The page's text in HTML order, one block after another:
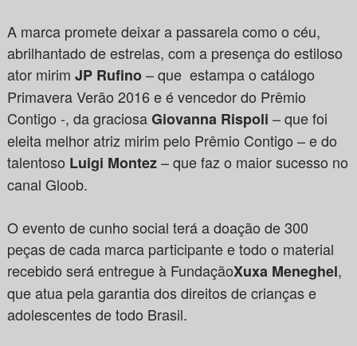
A marca promete deixar a passarela como o céu,
abrilhantado de estrelas, com a presença do estiloso
ator mirim JP Rufino– que estampa o catálogo
Primavera Verão 2016 e é vencedor do Prêmio
Contigo -, da graciosaGiovanna Rispoli – que foi
eleita melhor atriz mirim pelo Prêmio Contigo – e do
talentoso Luigi Montez– que faz o maior sucesso no
canal Gloob.
O evento de cunho social terá a doação de 300
peças de cada marca participante e todo o material
recebido será entregue à FundaçãoXuxa Meneghel,
que atua pela garantia dos direitos de crianças e
adolescentes de todo Brasil.